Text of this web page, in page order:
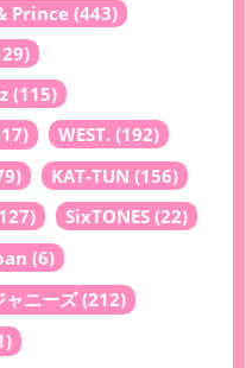
Prince (443)
(115)
WEST. (192)
KAT-TUN (156)
SixTONES (22)
(6)
ャニーズ(212)